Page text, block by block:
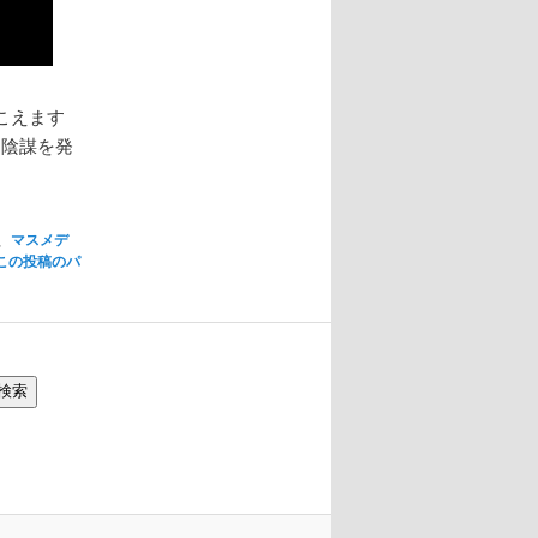
えます
謀を発
マスメデ
の投稿のパ
索